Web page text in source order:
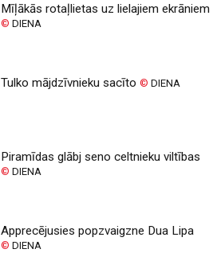
Mīļākās rotaļlietas uz lielajiem ekrāniem
© DIENA
Tulko mājdzīvnieku sacīto© DIENA
Piramīdas glābj seno celtnieku viltības
© DIENA
Apprecējusies popzvaigzne Dua Lipa
© DIENA